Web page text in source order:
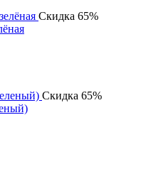
Скидка 65%
Скидка 65%